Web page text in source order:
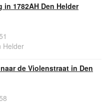
1782AH Den Helder
Helder
de Violenstraat in Den